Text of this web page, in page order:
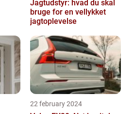
Jagtudstyr: hvad du skal
bruge for en vellykket
jagtoplevelse
22 february 2024